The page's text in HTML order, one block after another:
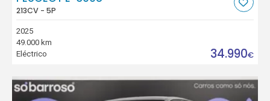
213CV - 5P
2025
49.000 km
Eléctrico
34.990€